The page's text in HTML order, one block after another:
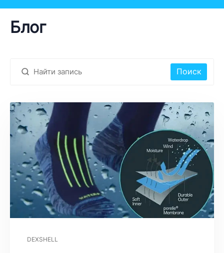
Блог
Поиск
DEXSHELL